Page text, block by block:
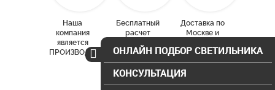
Наша
компания
является
ПРОИЗВОДИТЕЛЕМ
Бесплатный
расчет
Доставка по
Москве и
области
ОНЛАЙН ПОДБОР СВЕТИЛЬНИКА
КОНСУЛЬТАЦИЯ